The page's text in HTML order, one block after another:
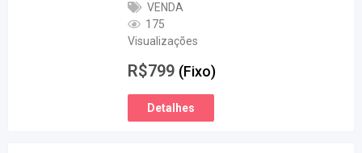
VENDA
175
Visualizações
R$799 (Fixo)
Detalhes